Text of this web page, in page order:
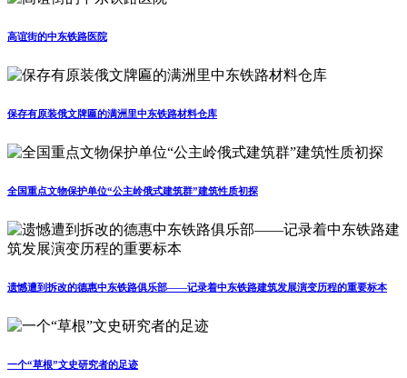
高谊街的中东铁路医院
保存有原装俄文牌匾的满洲里中东铁路材料仓库
全国重点文物保护单位“公主岭俄式建筑群”建筑性质初探
遗憾遭到拆改的德惠中东铁路俱乐部——记录着中东铁路建筑发展演变历程的重要标本
一个“草根”文史研究者的足迹